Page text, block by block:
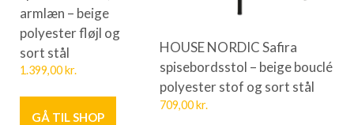
armlæn – beige
polyester fløjl og
sort stål
1.399,00kr.
GÅ TIL SHOP
HOUSE NORDIC Safira
spisebordsstol – beige bouclé
polyester stof og sort stål
709,00kr.